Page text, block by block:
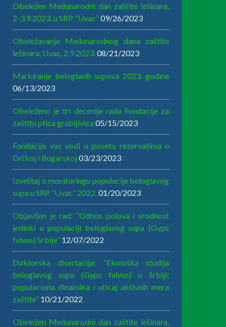
Obeležen Međunarodni dan zaštite lešinara,
2-3.9.2023. u SRP “Uvac”09/26/2023
Obeležavanje Međunarodnog dana zaštite
lešinara, Uvac, 2.9.2023. 08/21/2023
Markiranje beloglavih supova 2023. godine
06/13/2023
Obeleženo je tri decenije rada Fondacije za
zaštitu ptica grabljivica 05/15/2023
Fondacija vas vodi u posetu rezervatima u
Grčkoj i Bugarskoj 03/23/2023
Izveštaj o monitoringu populacije beloglavog
supa u SRP “Uvac” 2022. 01/20/2023
Objavljen je rad: “Odnos polova i srodnost
jedinki u populaciji beloglavog supa (Gyps
fulvus) Srbije” 12/07/2022
Doktorska disertacija: “Ekološka studija
beloglavog supa (Gyps fulvus) u Srbiji:
populaciona dinamika i uticaj aktivnih mera
zaštite” 10/21/2022
Obeležen Međunarodni dan zaštite lešinara,